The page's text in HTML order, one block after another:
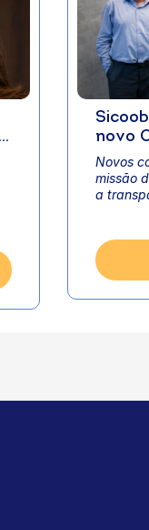
novo
a
Novos
missão
a